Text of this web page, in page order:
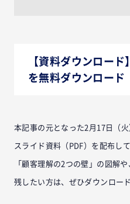
【資料ダウンロード
を無料ダウンロード
本記事の元となった2月17日（
スライド資料（PDF）を配布し
「顧客理解の2つの壁」の図解
残したい方は、ぜひダウンロー